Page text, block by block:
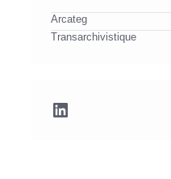
Arcateg
Transarchivistique
LinkedIn